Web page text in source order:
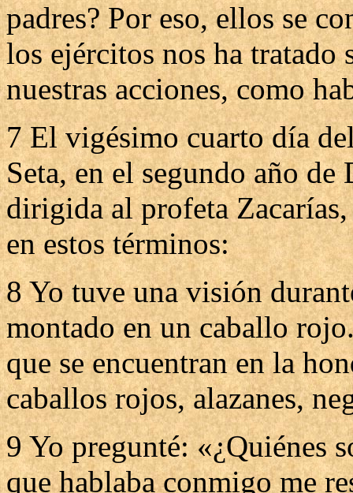
padres? Por eso, ellos se
los ejércitos nos ha tratado
nuestras acciones, como
7 El vigésimo cuarto día
Seta, en el segundo año
dirigida al profeta
en estos términos:
8 Yo tuve una visión
montado en un caballo
que se encuentran en la
caballos rojos, alazanes,
9 Yo pregunté: «¿Quiénes
que hablaba conmigo me